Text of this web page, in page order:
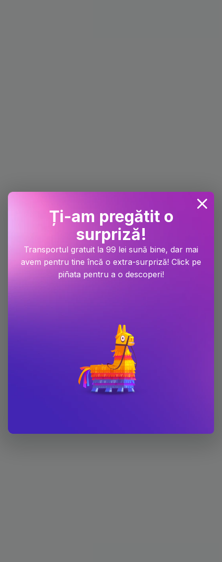
Ți-am pregătit o
surpriză!
Transportul gratuit la 99 lei sună bine, dar mai
avem pentru tine încă o extra-surpriză! Click pe
piñata pentru a o descoperi!